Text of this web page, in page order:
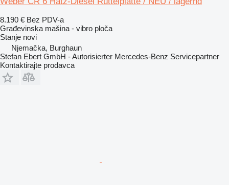
8.190 € Bez PDV-a
Građevinska mašina - vibro ploča
Stanje novi
Njemačka, Burghaun
Stefan Ebert GmbH - Autorisierter Mercedes-Benz Servicepartner
Kontaktirajte prodavca